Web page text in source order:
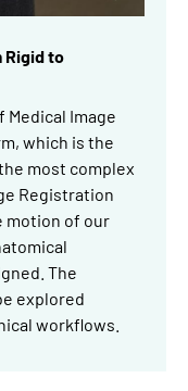
Rigid to
Image
which is the
most complex
Registration
motion of our
The
explored
workflows.